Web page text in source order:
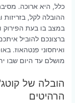
כלל, היא ארוכה.
ההובלה לקל, בזריזות
ברצונכם להוביל
ואיחסוני פנטהאוז.
מושלם עד היום שבו
הובלה של
הרהיטים